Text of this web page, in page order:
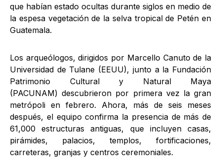
que habían estado ocultas durante siglos en medio de
la espesa vegetación de la selva tropical de Petén en
Guatemala.
Los arqueólogos, dirigidos por Marcello Canuto de la
Universidad de Tulane (EEUU), junto a la Fundación
Patrimonio Cultural y Natural Maya
(PACUNAM) descubrieron por primera vez la gran
metrópoli en febrero. Ahora, más de seis meses
después, el equipo confirma la presencia de más de
61,000 estructuras antiguas, que incluyen casas,
pirámides, palacios, templos, fortificaciones,
carreteras, granjas y centros ceremoniales.